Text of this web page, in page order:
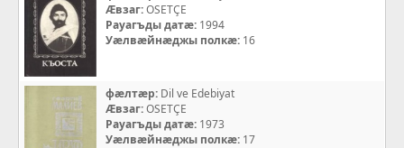
Æвзаг:OSETÇE
Рауагъды датæ: 1994
Уæлвæйнæджы полкæ: 16
фæлтæр: Dil ve Edebiyat
Æвзаг:OSETÇE
Рауагъды датæ: 1973
Уæлвæйнæджы полкæ: 17